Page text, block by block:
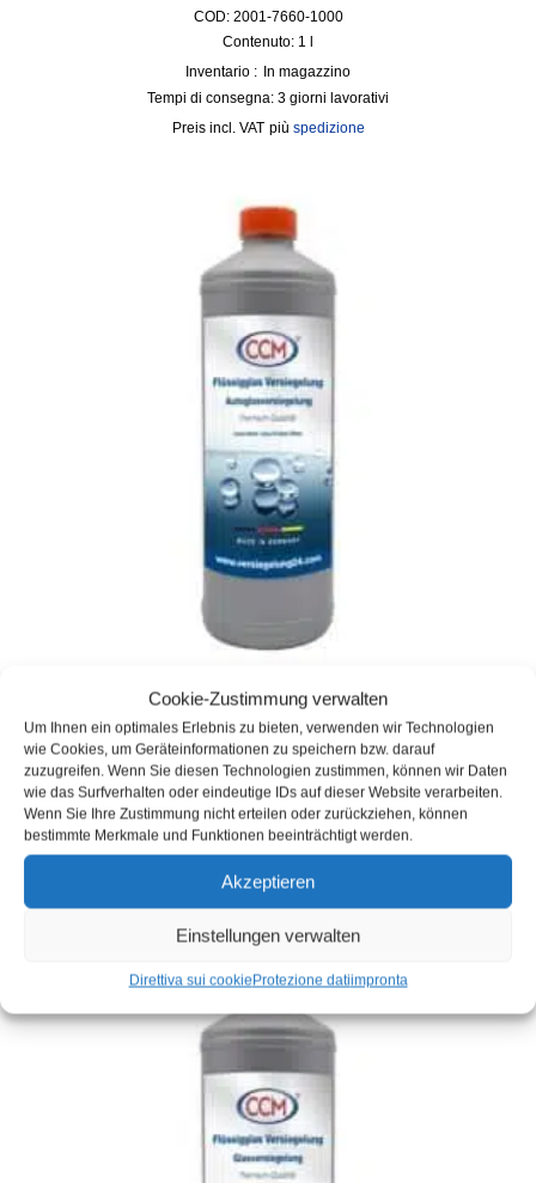
Cookie-Zustimmung verwalten
Um Ihnen ein optimales Erlebnis zu bieten, verwenden wir Technologien
wie Cookies, um Geräteinformationen zu speichern bzw. darauf
zuzugreifen. Wenn Sie diesen Technologien zustimmen, können wir Daten
wie das Surfverhalten oder eindeutige IDs auf dieser Website verarbeiten.
Wenn Sie Ihre Zustimmung nicht erteilen oder zurückziehen, können
bestimmte Merkmale und Funktionen beeinträchtigt werden.
Akzeptieren
Einstellungen verwalten
Direttiva sui cookieProtezione datiimpronta
COD: 2001-7660-1000
Contenuto: 1 l
Inventario : In magazzino
Tempi di consegna: 3 giorni lavorativi
incl. VAT più spedizione
Sigillatura vetri auto di qualità professionale
149,00 € 149,00 /
COD: 1002-7601
Contenuto: 1l
Inventario :
In magazzino
Tempi di consegna:3 Werktage
incl. VAT piùspedizione